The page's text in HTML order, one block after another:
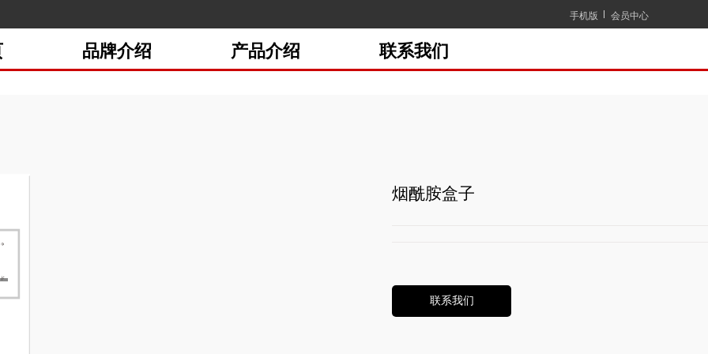
手机版 会员中心
品牌介绍 产品介绍 联系我们
烟酰胺盒子
联系我们